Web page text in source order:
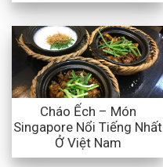
Cháo Ếch – Món
Singapore Nổi Tiếng Nhất
Ở Việt Nam